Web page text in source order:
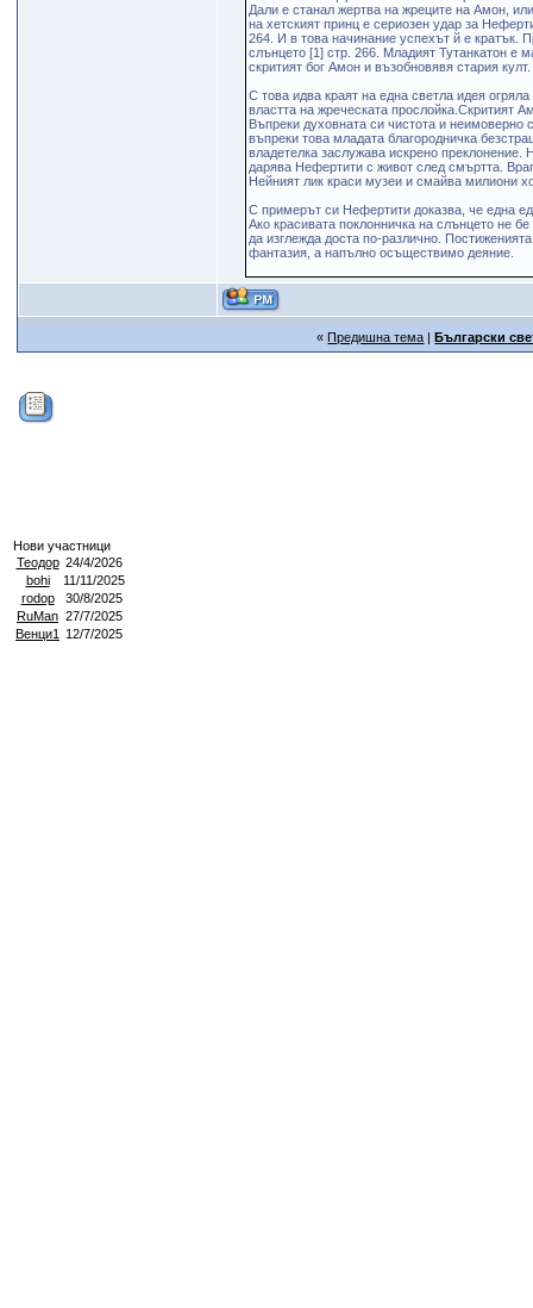
Дали е станал жертва на жреците на Амон,
на хетският принц е сериозен удар за
264. И в това начинание успехът й е кратък.
слънцето [1] стр. 266. Младият Тутанкатон е
скритият бог Амон и възобновявя стария култ.
С това идва краят на една светла идея
властта на жреческата прослойка.Скритият
Въпреки духовната си чистота и
въпреки това младата благородничка
владетелка заслужава искрено
дарява Нефертити с живот след смъртта.
Нейният лик краси музеи и смайва милиони
С примерът си Нефертити доказва, че една
Ако красивата поклонничка на слънцето не
да изглежда доста по-различно.
фантазия, а напълно осъществимо деяние.
«Предишна тема |Български
Нови участници
Теодор 24/4/2026
bohi
11/11/2025
rodop
30/8/2025
RuMan 27/7/2025
Венци1
12/7/2025